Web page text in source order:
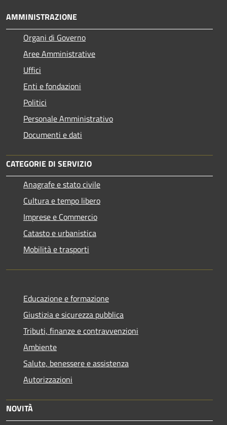
AMMINISTRAZIONE
Organi di Governo
Aree Amministrative
Uffici
Enti e fondazioni
Politici
Personale Amministrativo
Documenti e dati
CATEGORIE DI SERVIZIO
Anagrafe e stato civile
Cultura e tempo libero
Imprese e Commercio
Catasto e urbanistica
Mobilità e trasporti
Educazione e formazione
Giustizia e sicurezza pubblica
Tributi, finanze e contravvenzioni
Ambiente
Salute, benessere e assistenza
Autorizzazioni
NOVITÀ